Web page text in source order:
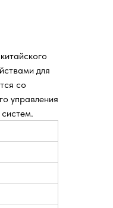
для
со
управления